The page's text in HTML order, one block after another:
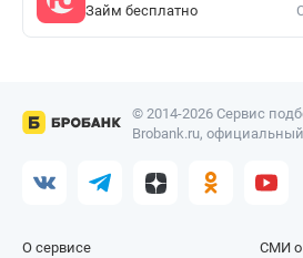
Займ бесплатно
© 2014-2026 Сервис
Brobank.ru,
О сервисе СМИ о